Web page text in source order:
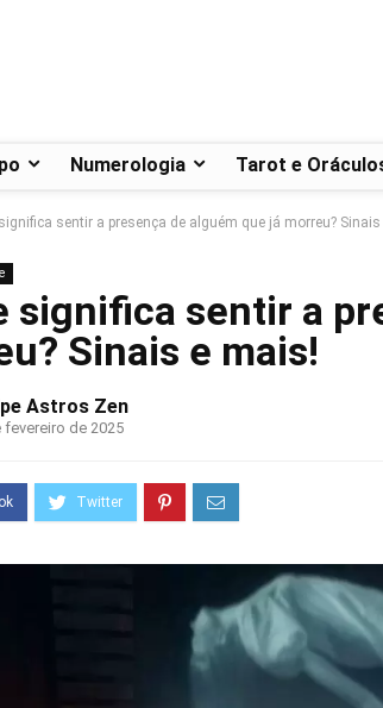
Numerologia Tarot e
sentir a presença de alguém que já morreu?
significa sentir a
Sinais e mais!
Astros Zen
fevereiro de 2025